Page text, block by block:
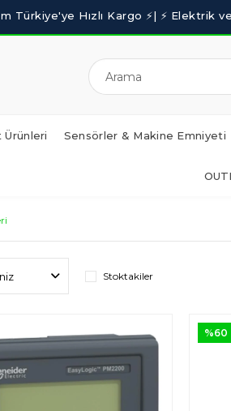
Ürünleri Sensörler & Makine Emniyeti
Stoktakiler
%60